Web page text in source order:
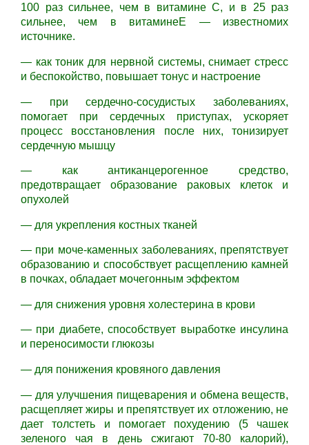
100 раз сильнее, чем в витамине С, и в 25 раз
сильнее, чем в витаминеЕ — известномих
источнике.
— как тоник для нервной системы, снимает стресс
и беспокойство, повышает тонус и настроение
— при сердечно-сосудистых заболеваниях,
помогает при сердечных приступах, ускоряет
процесс восстановления после них, тонизирует
сердечную мышцу
— как антиканцерогенное средство,
предотвращает образование раковых клеток и
опухолей
— для укрепления костных тканей
— при моче-каменных заболеваниях, препятствует
образованию и способствует расщеплению камней
в почках, обладает мочегонным эффектом
— для снижения уровня холестерина в крови
— при диабете, способствует выработке инсулина
и переносимости глюкозы
— для понижения кровяного давления
— для улучшения пищеварения и обмена веществ,
расщепляет жиры и препятствует их отложению, не
дает толстеть и помогает похудению (5 чашек
зеленого чая в день сжигают 70-80 калорий),